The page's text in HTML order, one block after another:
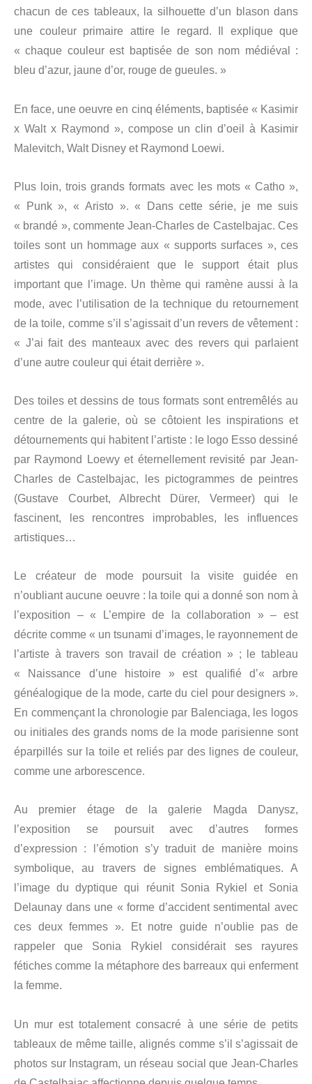
chacun de ces tableaux, la silhouette d’un blason dans
une couleur primaire attire le regard. Il explique que
« chaque couleur est baptisée de son nom médiéval :
bleu d’azur, jaune d’or, rouge de gueules. »
En face, une oeuvre en cinq éléments, baptisée « Kasimir
x Walt x Raymond », compose un clin d’oeil à Kasimir
Malevitch, Walt Disney et Raymond Loewi.
Plus loin, trois grands formats avec les mots « Catho »,
« Punk », « Aristo ». « Dans cette série, je me suis
« brandé », commente Jean-Charles de Castelbajac. Ces
toiles sont un hommage aux « supports surfaces », ces
artistes qui considéraient que le support était plus
important que l’image. Un thème qui ramène aussi à la
mode, avec l’utilisation de la technique du retournement
de la toile, comme s’il s’agissait d’un revers de vêtement :
« J’ai fait des manteaux avec des revers qui parlaient
d’une autre couleur qui était derrière ».
Des toiles et dessins de tous formats sont entremêlés au
centre de la galerie, où se côtoient les inspirations et
détournements qui habitent l’artiste : le logo Esso dessiné
par Raymond Loewy et éternellement revisité par Jean-
Charles de Castelbajac, les pictogrammes de peintres
(Gustave Courbet, Albrecht Dürer, Vermeer) qui le
fascinent, les rencontres improbables, les influences
artistiques…
Le créateur de mode poursuit la visite guidée en
n’oubliant aucune oeuvre : la toile qui a donné son nom à
l’exposition – « L’empire de la collaboration » – est
décrite comme « un tsunami d’images, le rayonnement de
l’artiste à travers son travail de création » ; le tableau
« Naissance d’une histoire » est qualifié d’« arbre
généalogique de la mode, carte du ciel pour designers ».
En commençant la chronologie par Balenciaga, les logos
ou initiales des grands noms de la mode parisienne sont
éparpillés sur la toile et reliés par des lignes de couleur,
comme une arborescence.
Au premier étage de la galerie Magda Danysz,
l’exposition se poursuit avec d’autres formes
d’expression : l’émotion s’y traduit de manière moins
symbolique, au travers de signes emblématiques. A
l’image du dyptique qui réunit Sonia Rykiel et Sonia
Delaunay dans une « forme d’accident sentimental avec
ces deux femmes ». Et notre guide n’oublie pas de
rappeler que Sonia Rykiel considérait ses rayures
fétiches comme la métaphore des barreaux qui enferment
la femme.
Un mur est totalement consacré à une série de petits
tableaux de même taille, alignés comme s’il s’agissait de
photos sur Instagram, un réseau social que Jean-Charles